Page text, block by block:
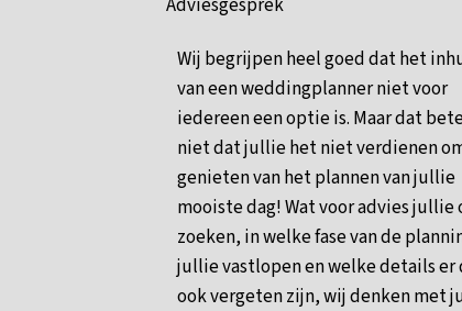
Adviesgesprek
Wij begrijpen heel goed dat het
van een weddingplanner niet voor
iedereen een optie is. Maar dat
niet dat jullie het niet verdienen
genieten van het plannen van jullie
mooiste dag! Wat voor advies jullie
zoeken, in welke fase van de
jullie vastlopen en welke details er
ook vergeten zijn, wij denken met